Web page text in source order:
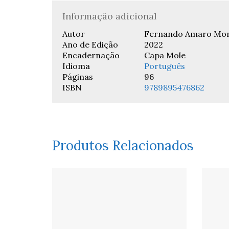
Informação adicional
Autor
Fernando Amaro
Ano de Edição
2022
Encadernação
Capa Mole
Idioma
Português
Páginas
96
ISBN
9789895476862
Produtos Relacionados